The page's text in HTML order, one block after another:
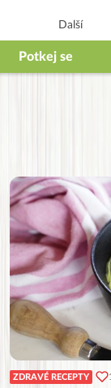
Další
Potkej se
ZDRAVÉ RECEPTY